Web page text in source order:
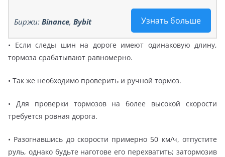
Узнать больше
Биржи: Binance, Bybit
• Если следы шин на дороге имеют одинаковую длину,
тормоза срабатывают равномерно.
• Так же необходимо проверить и ручной тормоз.
• Для проверки тормозов на более высокой скорости
требуется ровная дорога.
• Разогнавшись до скорости примерно 50 км/ч, отпустите
руль, однако будьте наготове его перехватить; затормозив